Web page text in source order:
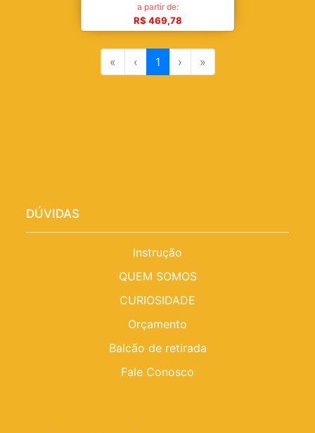
a partir de:
R$ 469,78
« ‹ 1 › »
DÚVIDAS
Instrução
QUEM SOMOS
CURIOSIDADE
Orçamento
Balcão de retirada
Fale Conosco